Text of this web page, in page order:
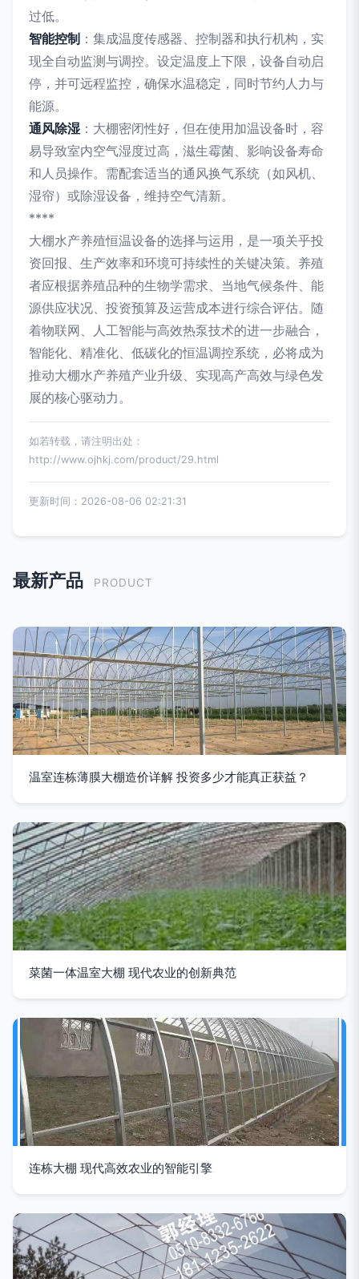
过低。
智能控制 ：集成温度传感器、控制器和执行机构，实
现全自动监测与调控。设定温度上下限，设备自动启
停，并可远程监控，确保水温稳定，同时节约人力与
能源。
通风除湿 ：大棚密闭性好，但在使用加温设备时，容
易导致室内空气湿度过高，滋生霉菌、影响设备寿命
和人员操作。需配套适当的通风换气系统（如风机、
湿帘）或除湿设备，维持空气清新。
****
大棚水产养殖恒温设备的选择与运用，是一项关乎投
资回报、生产效率和环境可持续性的关键决策。养殖
者应根据养殖品种的生物学需求、当地气候条件、能
源供应状况、投资预算及运营成本进行综合评估。随
着物联网、人工智能与高效热泵技术的进一步融合，
智能化、精准化、低碳化的恒温调控系统，必将成为
推动大棚水产养殖产业升级、实现高产高效与绿色发
展的核心驱动力。
如若转载，请注明出处：
http://www.ojhkj.com/product/29.html
更新时间：2026-08-06 02:21:31
最新产品 PRODUCT
温室连栋薄膜大棚造价详解 投资多少才能真正获益？
菜菌一体温室大棚 现代农业的创新典范
连栋大棚 现代高效农业的智能引擎